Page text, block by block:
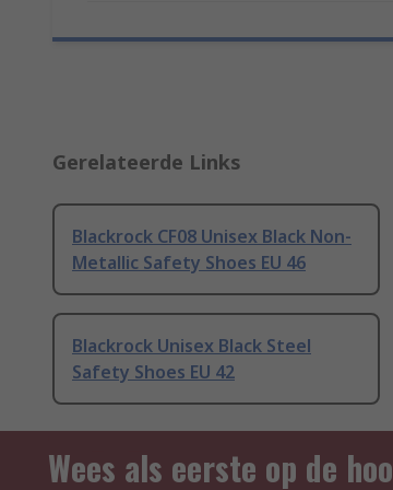
Gerelateerde Links
Blackrock CF08 Unisex Black Non-
Metallic Safety Shoes EU 46
Blackrock Unisex Black Steel
Safety Shoes EU 42
Wees als eerste op de